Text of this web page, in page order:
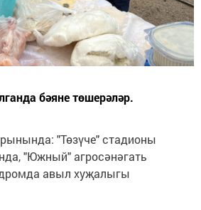
бәяне төшерәләр.
"Төзүче" стадионы
"Южный" агросәнәгать
авыл хуҗалыгы